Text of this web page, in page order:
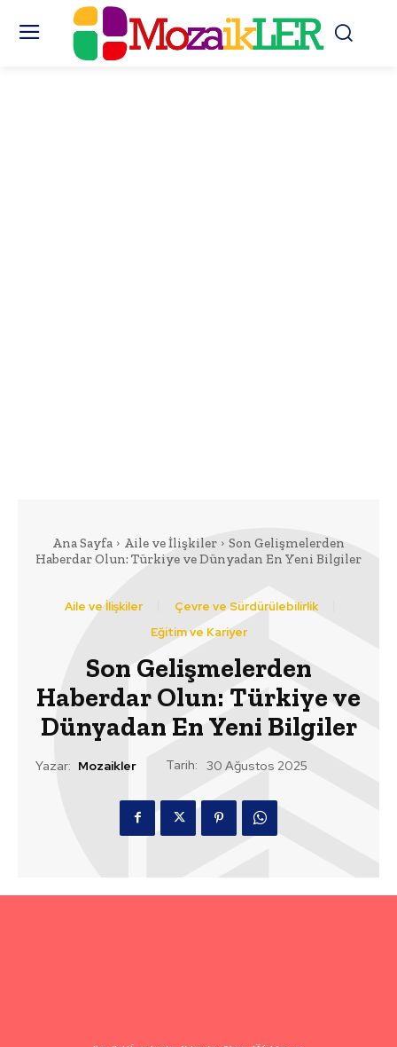
Ana Sayfa Aile ve İlişkiler
Son Gelişmelerden
Haberdar Olun: Türkiye ve Dünyadan En Yeni Bilgiler
Aile ve İlişkiler
Çevre ve Sürdürülebilirlik
Eğitim ve Kariyer
Son Gelişmelerden
Haberdar Olun: Türkiye ve
Dünyadan En Yeni Bilgiler
Yazar: Mozaikler Tarih: 30 Ağustos 2025